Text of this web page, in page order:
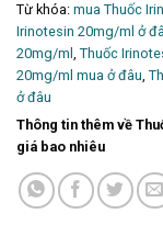
Từ khóa: mua Thuốc
Irinotesin 20mg/ml ở
20mg/ml , Thuốc
20mg/ml mua ở đâu,
ở đâu
Thông tin thêm về
giá bao nhiêu